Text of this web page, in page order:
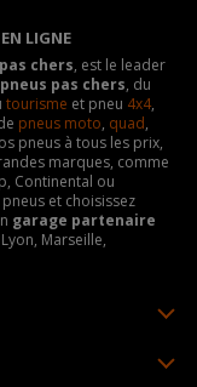
LIGNE
chers, est le leader
pneus pas chers, du
tourisme et pneu 4x4,
pneus moto, quad,
pneus à tous les prix,
marques, comme
Continental ou
et choisissez
garage partenaire
Marseille,